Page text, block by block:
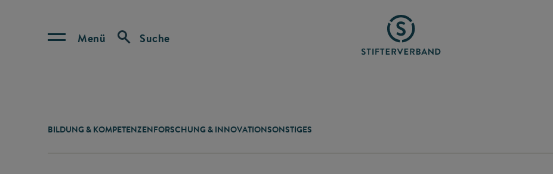
Menü Suche
BILDUNG & KOMPETENZENFORSCHUNG & INNOVATIONSONSTIGES